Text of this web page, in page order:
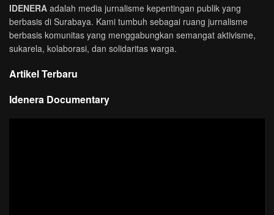
IDENERA adalah media jurnalisme kepentingan publik yang
berbasis di Surabaya. Kami tumbuh sebagai ruang jurnalisme
berbasis komunitas yang menggabungkan semangat aktivisme,
sukarela, kolaborasi, dan solidaritas warga.
Artikel Terbaru
Idenera Documentary